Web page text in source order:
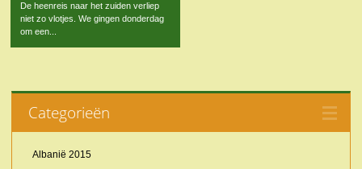
De heenreis naar het zuiden verliep
niet zo vlotjes. We gingen donderdag
om een...
Categorieën
Albanië 2015